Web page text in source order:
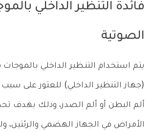
فائدة التنظير الداخلي
الصوتية
يتم استخدام التنـظير الداخلي
(جهاز التنظير الداخلي) للعثور على
ألم البطن أو ألم الصدر، وذلك بهدف
الأمراض في الجهاز الهضمي والرئتين،